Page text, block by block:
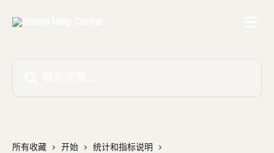
所有收藏 开始
统计和指标说明